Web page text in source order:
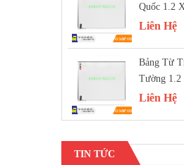
Quốc 1.2
Liên Hệ
Bảng Từ
Tường
Liên Hệ
TIN TỨC